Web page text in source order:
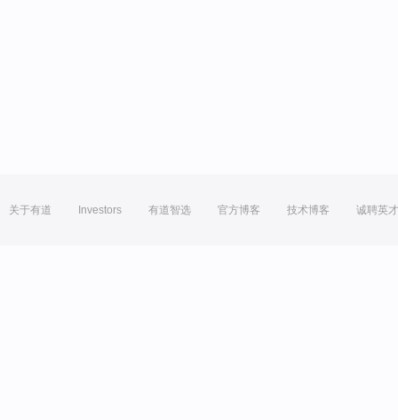
关于有道 Investors 有道智选 官方博客 技术博客 诚聘英才